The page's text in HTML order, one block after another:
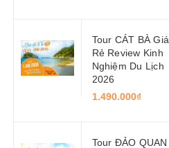
Tour CÁT BÀ Giá
Rẻ Review Kinh
Nghiệm Du Lịch
2026
1.490.000₫
Tour ĐẢO QUAN